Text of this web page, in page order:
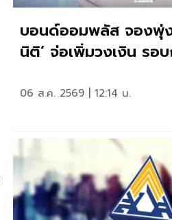
บอนด์ออมพลัส จองพุ่ง
นิติ’ จ่อเพิ่มวงเงิน รอ
06 ส.ค. 2569 | 12:14 น.